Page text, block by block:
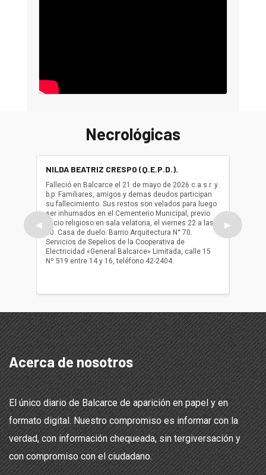
Necrológicas
◀
NILDA BEATRIZ CRESPO (Q.E.P.D.).
Falleció en Balcarce el 21 de mayo de 2026 c.a.s.r. y
b.p. Familiares, amigos y demas deudos participan
su fallecimiento. Sus restos son velados para luego
ser inhumados en el Cementerio Municipal, previo
oficio religioso en sala velatoria, el viernes 22 a las
10. Casa de duelo: Barrio Arquitectura N° 70.
Servicios de Sepelios de la Cooperativa de
Electricidad «General Balcarce» Limitada, calle 15
Nº 519 entre 14 y 16, teléfono 42-2404.
ser
oficio
▶
Acerca de nosotros
El único diario de Balcarce de aparición en papel y en
formato digital. Nuestro compromiso es informar con la
verdad, con información chequeada, sin tergiversación y
con compromiso con el ciudadano.